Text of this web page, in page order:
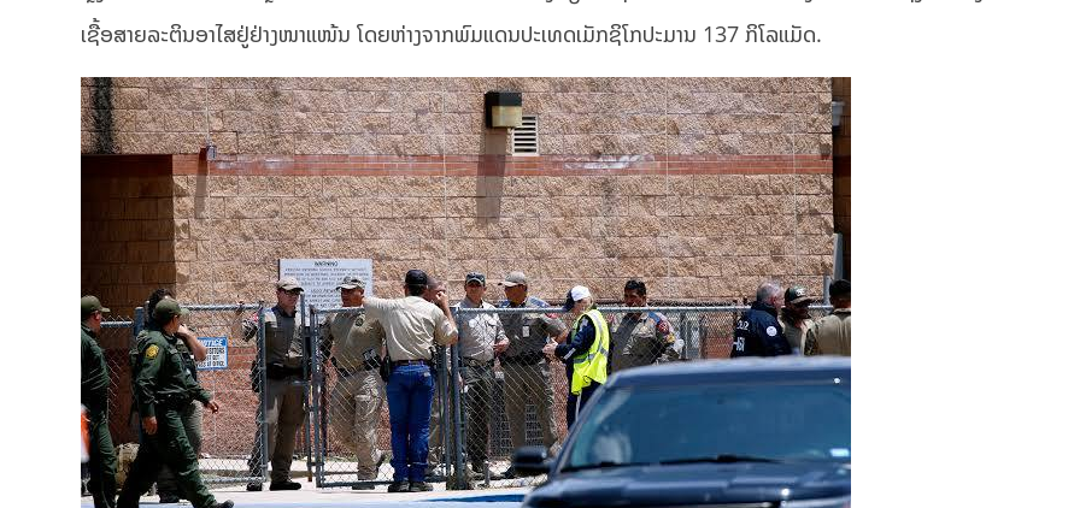
ເຊື້ອສາຍລະຕິນອາໄສຢູ່ຢ່າງໜາແໜ້ນ ໂດຍຫ່າງຈາກພົມແດນປະເທດເມັກຊິໂກປະມານ 137 ກິໂລແມັດ.